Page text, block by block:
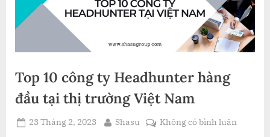
Top 10 công ty Headhunter hàng
đầu tại thị trường Việt Nam
Posted
23 Tháng 2, 2023 By
Shasu Không có bình luậnở